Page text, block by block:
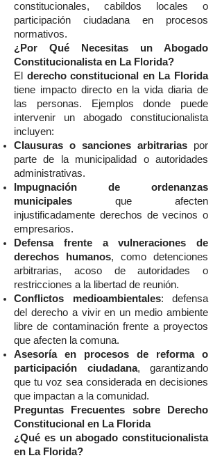
constitucionales, cabildos locales o
participación ciudadana en procesos
normativos.
¿Por Qué Necesitas un Abogado
Constitucionalista en La Florida?
El derecho constitucional en La Florida
tiene impacto directo en la vida diaria de
las personas. Ejemplos donde puede
intervenir un abogado constitucionalista
incluyen:
Clausuras o sanciones arbitrarias por
parte de la municipalidad o autoridades
administrativas.
Impugnación de ordenanzas
municipales que afecten
injustificadamente derechos de vecinos o
empresarios.
Defensa frente a vulneraciones de
derechos humanos, como detenciones
arbitrarias, acoso de autoridades o
restricciones a la libertad de reunión.
Conflictos medioambientales: defensa
del derecho a vivir en un medio ambiente
libre de contaminación frente a proyectos
que afecten la comuna.
Asesoría en procesos de reforma o
participación ciudadana, garantizando
que tu voz sea considerada en decisiones
que impactan a la comunidad.
Preguntas Frecuentes sobre Derecho
Constitucional en La Florida
¿Qué es un abogado constitucionalista
en La Florida?